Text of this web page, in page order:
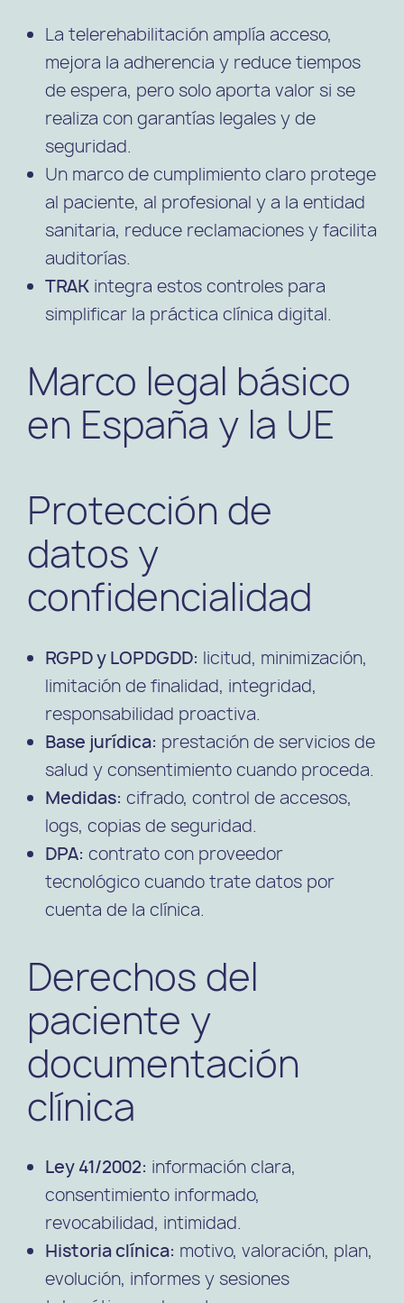
La telerehabilitaciónamplía acceso,
mejora la adherencia y reduce tiempos
de espera, pero solo aporta valor si se
realiza con garantías legales y de
seguridad.
Un marco de cumplimiento claro protege
al paciente, al profesional y a la entidad
sanitaria, reduce reclamaciones y facilita
auditorías.
TRAK integra estos controles para
simplificar la práctica clínica digital.
Marco legal básico
en España y la UE
Protección de
datos y
confidencialidad
RGPD y LOPDGDD: licitud, minimización,
limitación de finalidad, integridad,
responsabilidad proactiva.
Base jurídica: prestación de servicios de
salud y consentimiento cuando proceda.
Medidas: cifrado, control de accesos,
logs, copias de seguridad.
DPA: contrato con proveedor
tecnológico cuando trate datos por
cuenta de la clínica.
Derechos del
paciente y
documentación
clínica
Ley 41/2002: información clara,
consentimiento informado,
revocabilidad, intimidad.
Historia clínica: motivo, valoración, plan,
evolución, informes y sesiones